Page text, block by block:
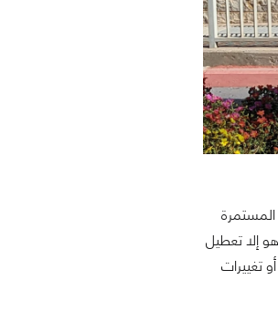
المستمرة
إلا تعطيل
تغييرات